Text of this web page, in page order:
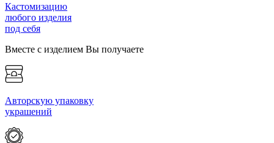
Кастомизацию
любого изделия
под себя
Вместе с изделием Вы получаете
Авторскую упаковку
украшений